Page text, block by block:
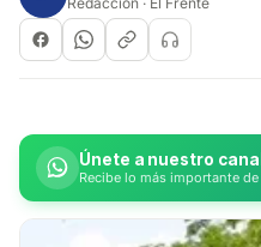
Únete a nuestro
Recibe lo más importante